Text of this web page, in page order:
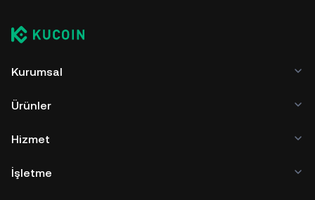
Kurumsal
Ürünler
Hizmet
İşletme